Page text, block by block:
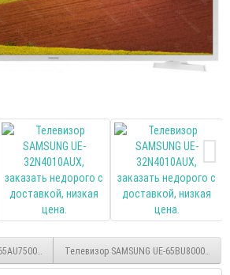
smart UHD
Телевизор SAMSUNG UE-65BU8000UXCE